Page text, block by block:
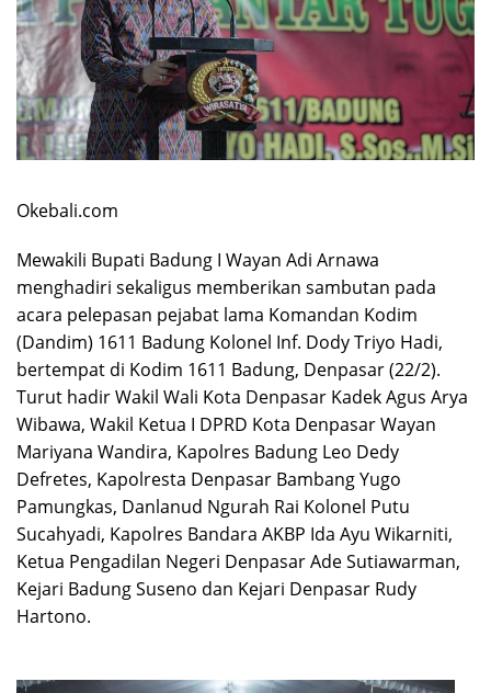
Okebali.com
Mewakili Bupati Badung I Wayan Adi Arnawa
menghadiri sekaligus memberikan sambutan pada
acara pelepasan pejabat lama Komandan Kodim
(Dandim) 1611 Badung Kolonel Inf. Dody Triyo Hadi,
bertempat di Kodim 1611 Badung, Denpasar (22/2).
Turut hadir Wakil Wali Kota Denpasar Kadek Agus Arya
Wibawa, Wakil Ketua I DPRD Kota Denpasar Wayan
Mariyana Wandira, Kapolres Badung Leo Dedy
Defretes, Kapolresta Denpasar Bambang Yugo
Pamungkas, Danlanud Ngurah Rai Kolonel Putu
Sucahyadi, Kapolres Bandara AKBP Ida Ayu Wikarniti,
Ketua Pengadilan Negeri Denpasar Ade Sutiawarman,
Kejari Badung Suseno dan Kejari Denpasar Rudy
Hartono.